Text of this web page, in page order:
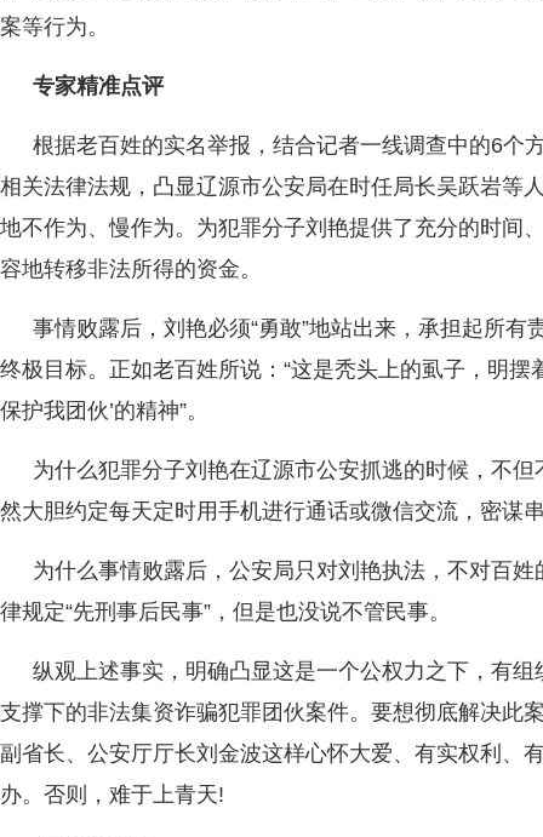
案等行为。
专家精准点评
根据老百姓的实名举报，结合记者一线调查中的6个
相关法律法规，凸显辽源市公安局在时任局长吴跃岩等
地不作为、慢作为。为犯罪分子刘艳提供了充分的时间
容地转移非法所得的资金。
事情败露后，刘艳必须“勇敢”地站出来，承担起所有
终极目标。正如老百姓所说：“这是秃头上的虱子，明摆
保护我团伙’的精神”。
为什么犯罪分子刘艳在辽源市公安抓逃的时候，不
然大胆约定每天定时用手机进行通话或微信交流，密谋
为什么事情败露后，公安局只对刘艳执法，不对百
律规定“先刑事后民事”，但是也没说不管民事。
纵观上述事实，明确凸显这是一个公权力之下，有
支撑下的非法集资诈骗犯罪团伙案件。要想彻底解决此
副省长、公安厅厅长刘金波这样心怀大爱、有实权利、
办。否则，难于上青天!